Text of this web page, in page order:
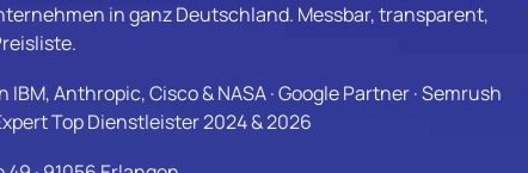
in ganz Deutschland. Messbar, transparent,
IBM, Anthropic, Cisco & NASA · Google Partner · Semrush
Top Dienstleister 2024 & 2026